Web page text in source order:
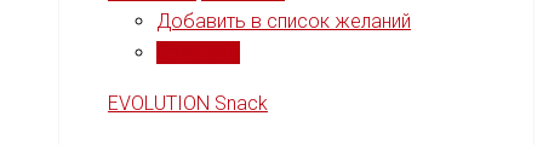
Добавить в список желаний
EVOLUTION Snack